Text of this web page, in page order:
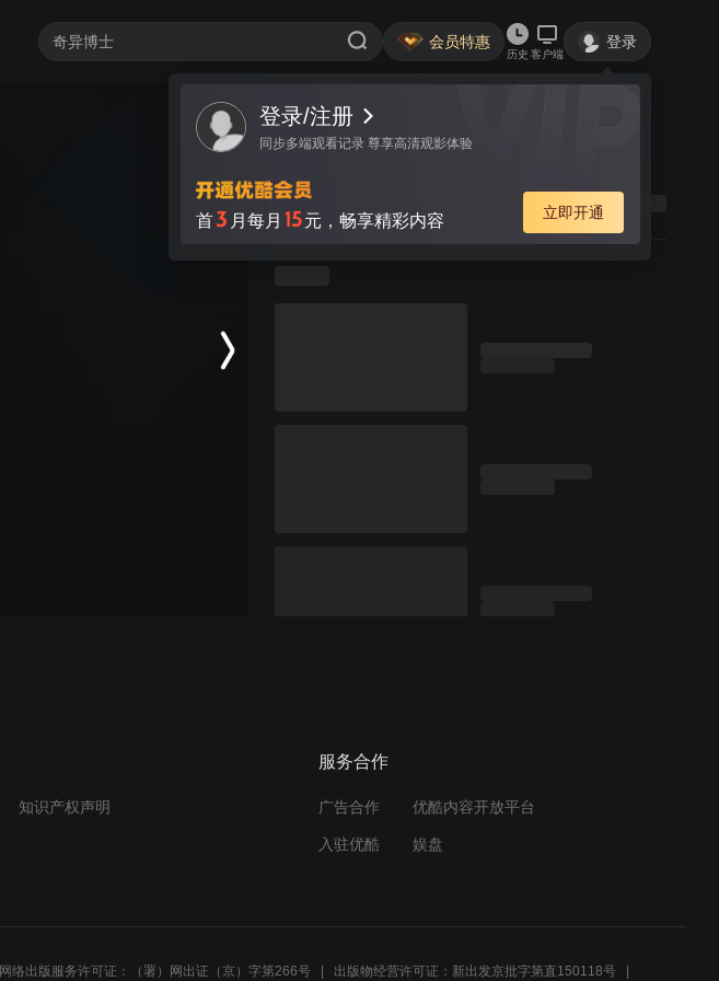
会员特惠
历史 客户端
登录
登录/注册
同步多端观看记录 尊享高清观影体验
首3 月每月 15元，畅享精彩内容 立即开通
知识产权声明
服务合作
广告合作 优酷内容开放平台
入驻优酷 娱盘
网络出版服务许可证：（署）网出证（京）字第266号 出版物经营许可证：新出发京批字第直150118号